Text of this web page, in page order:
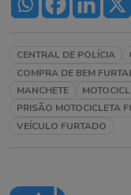
CENTRAL DE POLÍCIA
COMPRA DE BEM
MANCHETE
PRISÃO MOTOCICLETA
VEÍCULO FURTADO